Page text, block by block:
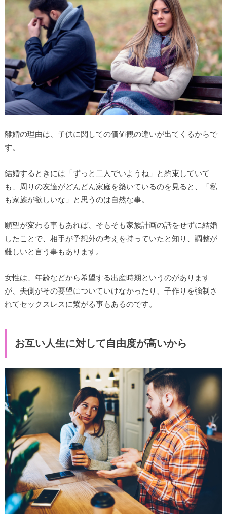
離婚の理由は、子供に関しての価値観の違いが出てくるからで
す。
結婚するときには「ずっと二人でいようね」と約束していて
も、周りの友達がどんどん家庭を築いているのを見ると、「私
も家族が欲しいな」と思うのは自然な事。
願望が変わる事もあれば、そもそも家族計画の話をせずに結婚
したことで、相手が予想外の考えを持っていたと知り、調整が
難しいと言う事もあります。
女性は、年齢などから希望する出産時期というのがあります
が、夫側がその要望についていけなかったり、子作りを強制さ
れてセックスレスに繋がる事もあるのです。
お互い人生に対して自由度が高いから